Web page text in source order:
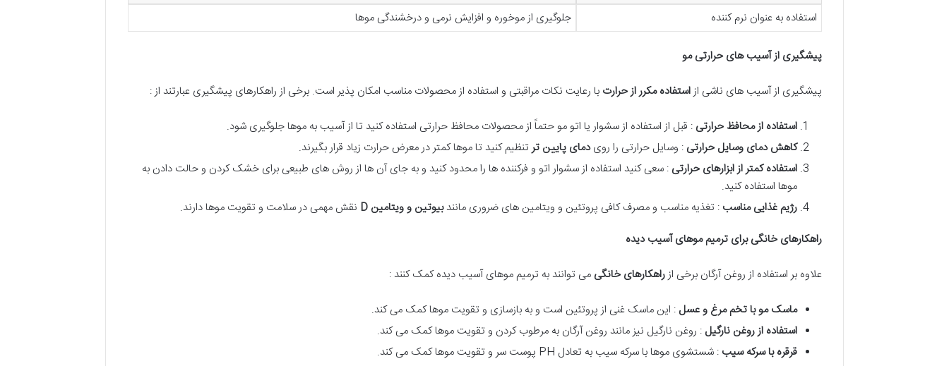
استفاده به عنوان نرم کننده
جلوگیری از موخوره و افزایش نرمی و درخشندگی موها
پیشگیری از آسیب های حرارتی مو
پیشگیری از آسیب های ناشی ازاستفاده مکرر از حرارت با رعایت نکات مراقبتی و استفاده از محصولات مناسب امکان پذیر است. برخی از راهکارهای پیشگیری عبارتند از :
استفاده از محافظ حرارتی : قبل از استفاده از سشوار یا اتو مو حتماً از محصولات محافظ حرارتی استفاده کنید تا از آسیب به موها جلوگیری شود.
کاهش دمای وسایل حرارتی : وسایل حرارتی را رویدمای پایین ترتنظیم کنید تا موها کمتر در معرض حرارت زیاد قرار بگیرند.
استفاده کمتر از ابزارهای حرارتی : سعی کنید استفاده از سشوار اتو و فرکننده ها را محدود کنید و به جای آن ها از روش های طبیعی برای خشک کردن و حالت دادن به
موها استفاده کنید.
رژیم غذایی مناسب : تغذیه مناسب و مصرف کافی پروتئین و ویتامین های ضروری مانندبیوتین و ویتامین D
نقش مهمی در سلامت و تقویت موها دارند.
راهکارهای خانگی برای ترمیم موهای آسیب دیده
علاوه بر استفاده از روغن آرگان برخی ازراهکارهای خانگی می توانند به ترمیم موهای آسیب دیده کمک کنند :
ماسک مو با تخم مرغ و عسل : این ماسک غنی از پروتئین است و به بازسازی و تقویت موها کمک می کند.
استفاده از روغن نارگیل : روغن نارگیل نیز مانند روغن آرگان به مرطوب کردن و تقویت موها کمک می کند.
قرقره با سرکه سیب : شستشوی موها با سرکه سیب به تعادل PH پوست سر و تقویت موها کمک می کند.